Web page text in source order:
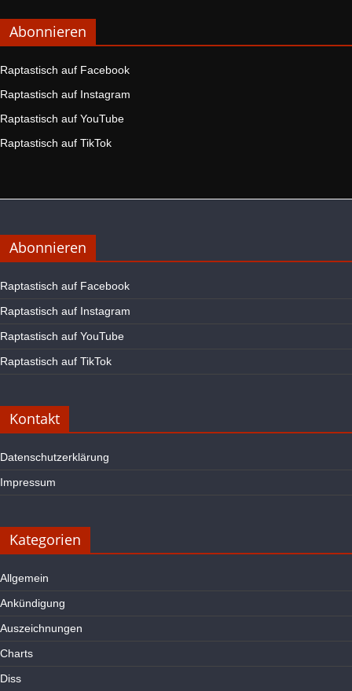
Abonnieren
Raptastisch auf Facebook
Raptastisch auf Instagram
Raptastisch auf YouTube
Raptastisch auf TikTok
Abonnieren
Raptastisch auf Facebook
Raptastisch auf Instagram
Raptastisch auf YouTube
Raptastisch auf TikTok
Kontakt
Datenschutzerklärung
Impressum
Kategorien
Allgemein
Ankündigung
Auszeichnungen
Charts
Diss